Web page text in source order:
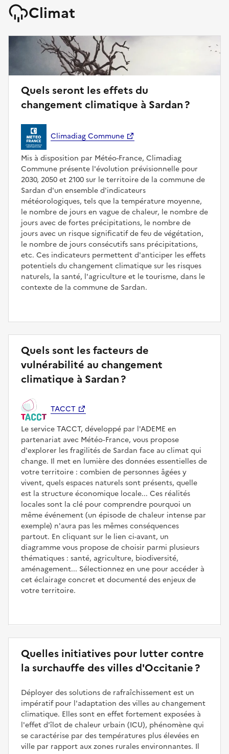
Climat
Quels seront les effets du
changement climatique à Sardan ?
Climadiag Commune
Mis à disposition par Météo-France, Climadiag
Commune présente l'évolution prévisionnelle pour
2030, 2050 et 2100 sur le territoire de la commune de
Sardan d'un ensemble d'indicateurs
météorologiques, tels que la température moyenne,
le nombre de jours en vague de chaleur, le nombre de
jours avec de fortes précipitations, le nombre de
jours avec un risque significatif de feu de végétation,
le nombre de jours consécutifs sans précipitations,
etc. Ces indicateurs permettent d'anticiper les effets
potentiels du changement climatique sur les risques
naturels, la santé, l'agriculture et le tourisme, dans le
contexte de la commune de Sardan.
Quels sont les facteurs de
vulnérabilité au changement
climatique à Sardan ?
TACCT
Le service TACCT, développé par l'ADEME en
partenariat avec Météo‑France, vous propose
d'explorer les fragilités de Sardan face au climat qui
change. Il met en lumière des données essentielles de
votre territoire : combien de personnes âgées y
vivent, quels espaces naturels sont présents, quelle
est la structure économique locale... Ces réalités
locales sont la clé pour comprendre pourquoi un
même événement (un épisode de chaleur intense par
exemple) n'aura pas les mêmes conséquences
partout. En cliquant sur le lien ci-avant, un
diagramme vous propose de choisir parmi plusieurs
thématiques : santé, agriculture, biodiversité,
aménagement... Sélectionnez en une pour accéder à
cet éclairage concret et documenté des enjeux de
votre territoire.
Quelles initiatives pour lutter contre
la surchauffe des villes d'Occitanie ?
Déployer des solutions de rafraîchissement est un
impératif pour l'adaptation des villes au changement
climatique. Elles sont en effet fortement exposées à
l'effet d'îlot de chaleur urbain (ICU), phénomène qui
se caractérise par des températures plus élevées en
ville par rapport aux zones rurales environnantes. Il